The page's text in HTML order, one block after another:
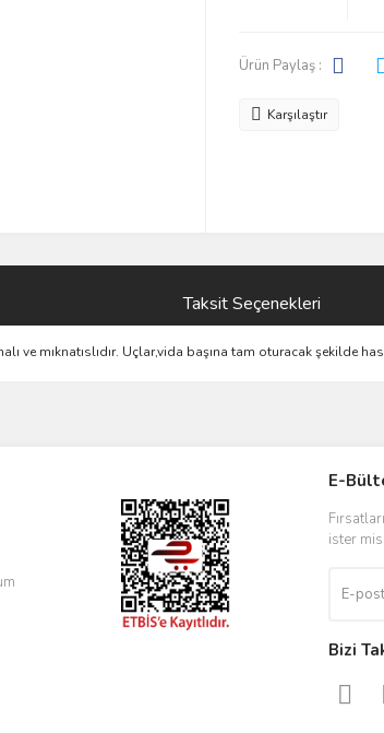
Ürün Paylaş :
Karşılaştır
Taksit Seçenekleri
ve mıknatıslıdır. Uçlar,vida başına tam oturacak şekilde
Yorum Yaz
E-
ister
Bizi